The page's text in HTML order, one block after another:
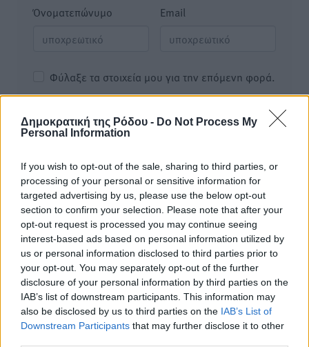
Δημοκρατική της Ρόδου - Do Not Process My
Personal Information
If you wish to opt-out of the sale, sharing to third parties, or
processing of your personal or sensitive information for
targeted advertising by us, please use the below opt-out
section to confirm your selection. Please note that after your
opt-out request is processed you may continue seeing
interest-based ads based on personal information utilized by
us or personal information disclosed to third parties prior to
your opt-out. You may separately opt-out of the further
disclosure of your personal information by third parties on the
IAB’s list of downstream participants. This information may
also be disclosed by us to third parties on the IAB’s List of
Downstream Participants that may further disclose it to other
Όνοματεπώνυμο Email
Φύλαξε τα στοιχεία μου για την επόμενη φορά.
Υπενθύμιση: